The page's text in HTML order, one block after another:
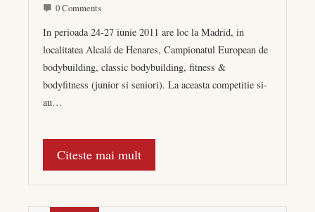
0 Comments
In perioada 24-27 iunie 2011 are loc la Madrid, in
localitatea Alcalá de Henares, Campionatul European de
bodybuilding, classic bodybuilding, fitness &
bodyfitness (junior si seniori). La aceasta competitie si-
au…
Citeste mai mult